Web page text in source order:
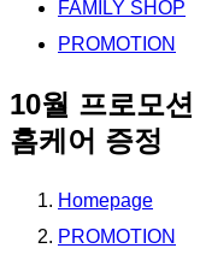
FAMILY SHOP
PROMOTION
10월 프로모
홈케어 증정
Homepage
PROMOTION